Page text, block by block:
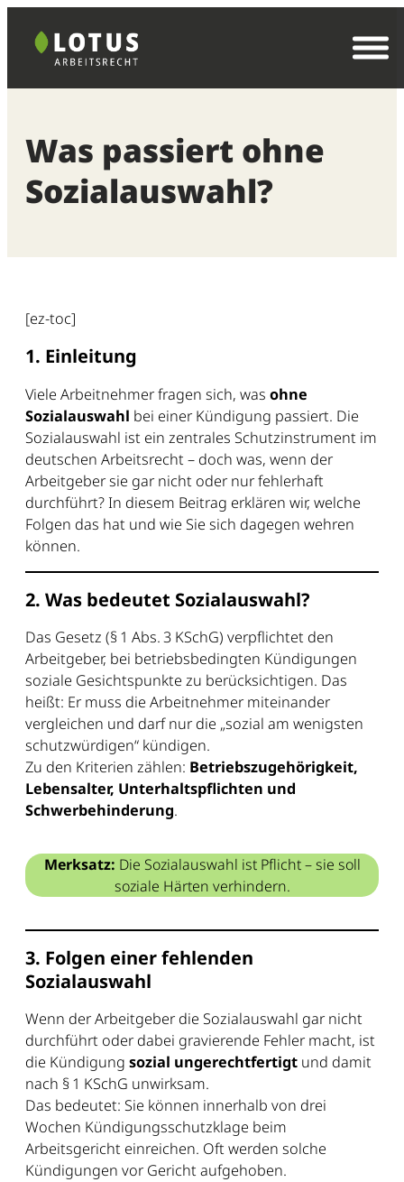
Inhalt
springen
Was passiert ohne
Sozialauswahl?
[ez-toc]
1. Einleitung
Viele Arbeitnehmer fragen sich, was ohne
Sozialauswahl bei einer Kündigung passiert. Die
Sozialauswahl ist ein zentrales Schutzinstrument im
deutschen Arbeitsrecht – doch was, wenn der
Arbeitgeber sie gar nicht oder nur fehlerhaft
durchführt? In diesem Beitrag erklären wir, welche
Folgen das hat und wie Sie sich dagegen wehren
können.
2. Was bedeutet Sozialauswahl?
Das Gesetz (§ 1 Abs. 3 KSchG) verpflichtet den
Arbeitgeber, bei betriebsbedingten Kündigungen
soziale Gesichtspunkte zu berücksichtigen. Das
heißt: Er muss die Arbeitnehmer miteinander
vergleichen und darf nur die „sozial am wenigsten
schutzwürdigen“ kündigen.
Zu den Kriterien zählen: Betriebszugehörigkeit,
Lebensalter, Unterhaltspflichten und
Schwerbehinderung.
Merksatz: Die Sozialauswahl ist Pflicht – sie soll
soziale Härten verhindern.
3. Folgen einer fehlenden
Sozialauswahl
Wenn der Arbeitgeber die Sozialauswahl gar nicht
durchführt oder dabei gravierende Fehler macht, ist
die Kündigung sozial ungerechtfertigt und damit
nach § 1 KSchG unwirksam.
Das bedeutet: Sie können innerhalb von drei
Wochen Kündigungsschutzklage beim
Arbeitsgericht einreichen. Oft werden solche
Kündigungen vor Gericht aufgehoben.